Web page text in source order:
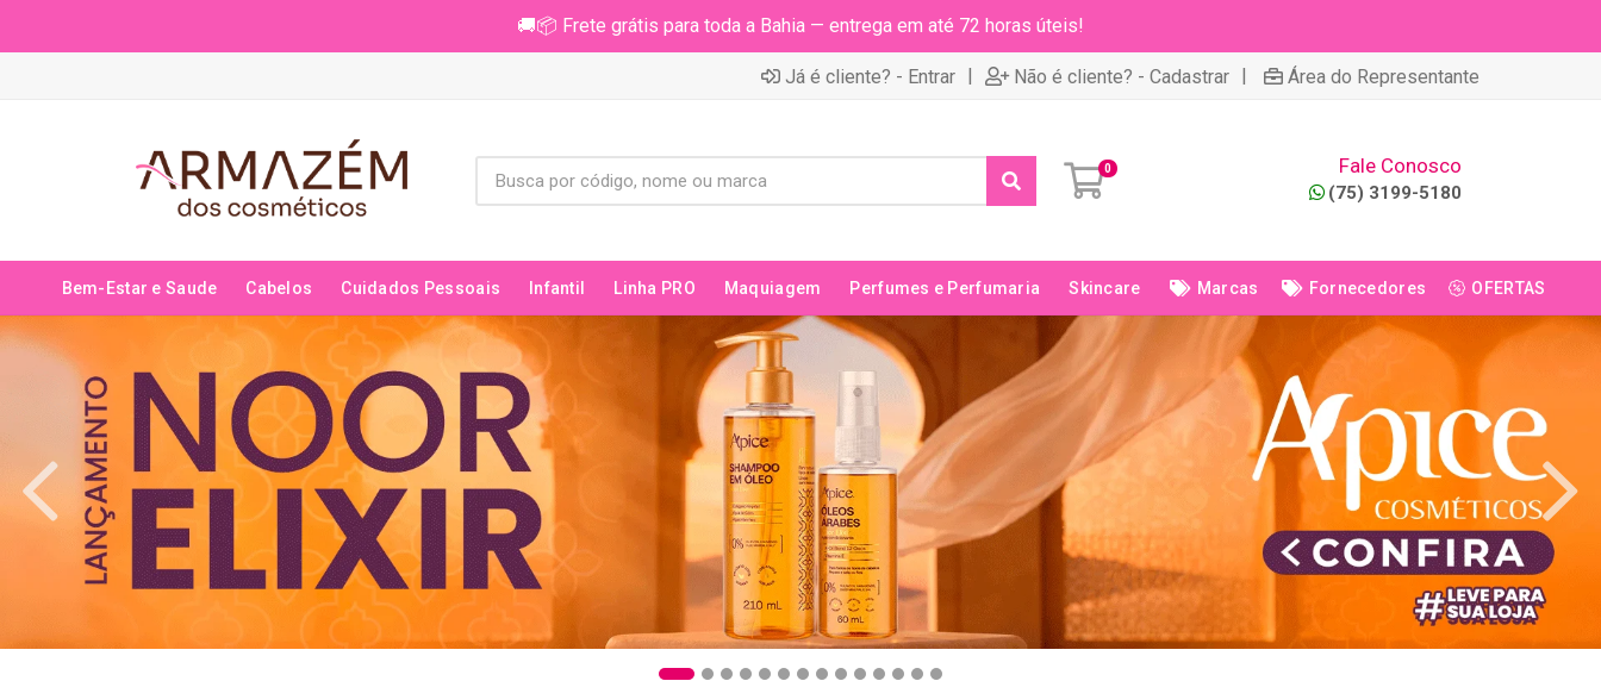
🚚📦 Frete grátis para toda a Bahia — entrega em até 72 horas úteis!
Já é cliente? - Entrar | Não é cliente? - Cadastrar | Área do Representante
0 Fale Conosco
(75) 3199-5180
Bem-Estar e Saude Cabelos Cuidados Pessoais Infantil Linha PRO Maquiagem Perfumes e Perfumaria Skincare Marcas Fornecedores OFERTAS